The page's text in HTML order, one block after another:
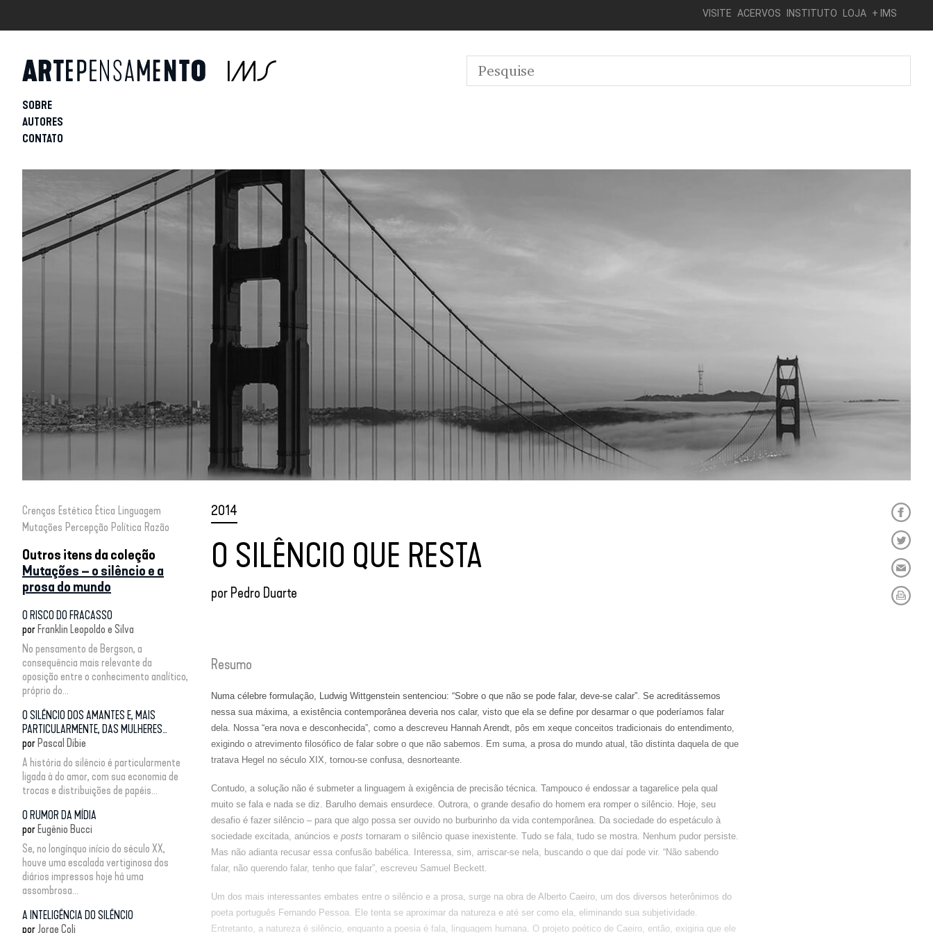
VISITE ACERVOS INSTITUTO LOJA + IMS
SOBRE
AUTORES
CONTATO
Crenças Estética Ética Linguagem
Mutações Percepção Política Razão
Outros itens da coleção
Mutações – o silêncio e a
prosa do mundo
O RISCO DO FRACASSO
por Franklin Leopoldo e Silva
No pensamento de Bergson, a
consequência mais relevante da
oposição entre o conhecimento analítico,
próprio do...
O SILÊNCIO DOS AMANTES E, MAIS
PARTICULARMENTE, DAS MULHERES…
por Pascal Dibie
A história do silêncio é particularmente
ligada à do amor, com sua economia de
trocas e distribuições de papéis...
O RUMOR DA MÍDIA
por Eugênio Bucci
Se, no longínquo início do século XX,
houve uma escalada vertiginosa dos
diários impressos hoje há uma
assombrosa...
A INTELIGÊNCIA DO SILÊNCIO
por Jorge Coli
2014
O SILÊNCIO QUE RESTA
por Pedro Duarte
Resumo
Numa célebre formulação, Ludwig Wittgenstein sentenciou: “Sobre o que não se pode falar, deve-se calar”. Se acreditássemos
nessa sua máxima, a existência contemporânea deveria nos calar, visto que ela se define por desarmar o que poderíamos falar
dela. Nossa “era nova e desconhecida”, como a descreveu Hannah Arendt, pôs em xeque conceitos tradicionais do entendimento,
exigindo o atrevimento filosófico de falar sobre o que não sabemos. Em suma, a prosa do mundo atual, tão distinta daquela de que
tratava Hegel no século XIX, tornou-se confusa, desnorteante.
Contudo, a solução não é submeter a linguagem à exigência de precisão técnica. Tampouco é endossar a tagarelice pela qual
muito se fala e nada se diz. Barulho demais ensurdece. Outrora, o grande desafio do homem era romper o silêncio. Hoje, seu
desafio é fazer silêncio – para que algo possa ser ouvido no burburinho da vida contemporânea. Da sociedade do espetáculo à
sociedade excitada, anúncios e posts tornaram o silêncio quase inexistente. Tudo se fala, tudo se mostra. Nenhum pudor persiste.
Mas não adianta recusar essa confusão babélica. Interessa, sim, arriscar-se nela, buscando o que daí pode vir. “Não sabendo
falar, não querendo falar, tenho que falar”, escreveu Samuel Beckett.
Um dos mais interessantes embates entre o silêncio e a prosa, surge na obra de Alberto Caeiro, um dos diversos heterônimos do
poeta português Fernando Pessoa.
Ele tenta se aproximar da natureza e até ser como ela, eliminando sua subjetividade.
Entretanto, a natureza é silêncio, enquanto a poesia é fala, linguagem humana. O projeto poético de Caeiro, então, exigiria que ele